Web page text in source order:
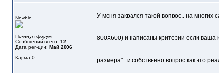
Newbie
Покинул форум
Сообщений всего: 12
Дата рег-ции: Май 2006
Карма 0
У меня закрался такой вопрос.. на многих
800Х600) и написаны критерии если ваша
размера".. и собственно вопрос как это